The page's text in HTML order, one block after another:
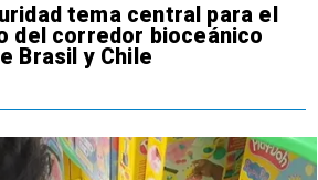
tema central para el
del corredor bioceánico
Brasil y Chile